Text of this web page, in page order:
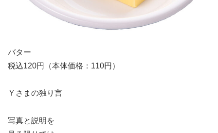
バター
税込120円（本体価格：110円）
Ｙさまの独り言
写真と説明を